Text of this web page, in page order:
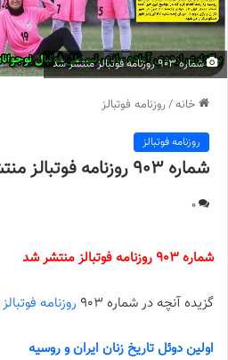
شماره 903 روزنامه فوتبالز منتشر شد
خانه/روزنامه فوتبالز
روزنامه فوتبالز
شماره 903 روزنامه فوتبالز منتشر شد
0
شماره 903 روزنامه فوتبالز منتشر شد
گزیده آنچه در شماره 903 روزنامه فوتبالز
اولین دوئل تاریخ زنان ایران و روسیه